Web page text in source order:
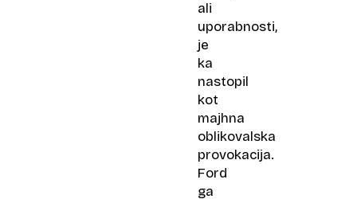
ali
uporabnosti,
je
ka
nastopil
kot
majhna
oblikovalska
provokacija.
Ford
ga